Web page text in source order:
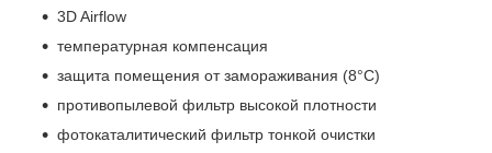
3D Airflow
температурная компенсация
защита помещения от замораживания (8°С)
противопылевой фильтр высокой плотности
фотокаталитический фильтр тонкой очистки